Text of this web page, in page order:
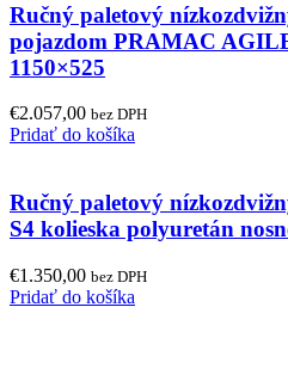
Ručný paletový
pojazdom PRAMAC
1150×525
€2.057,00 bez DPH
Pridať do košíka
Ručný paletový
S4 kolieska polyuretán
€1.350,00 bez DPH
Pridať do košíka